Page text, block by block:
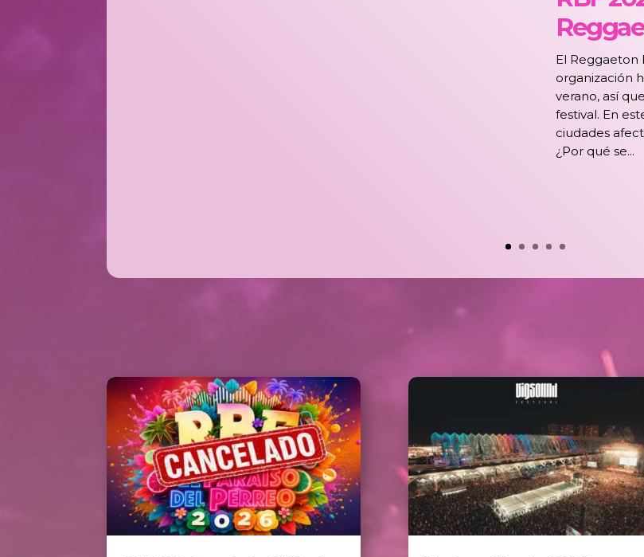
El Reggaeton
organización
verano, así
festival. En
ciudades
¿Por qué se...